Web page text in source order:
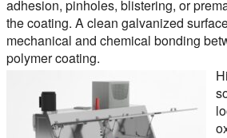
adhesion, pinholes, blistering, or
the coating. A clean galvanized
mechanical and chemical bonding
polymer coating.